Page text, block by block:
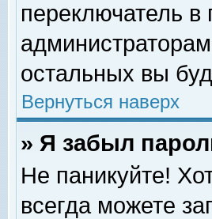
переключатель
остальных вы
Вернуться наверх
» Я забыл
Не паникуйте!
всегда можете